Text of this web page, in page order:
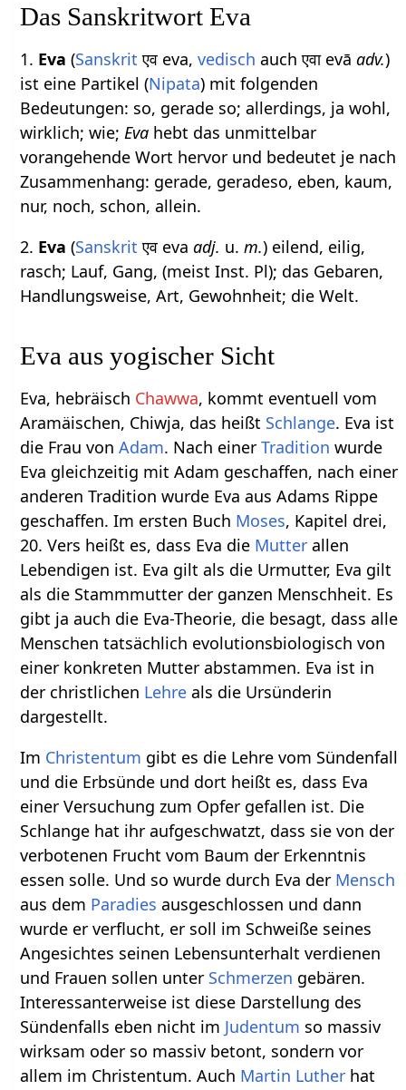
Das Sanskritwort Eva
1. Eva (Sanskrit एव eva,vedisch auch एवा evāadv.)
ist eine Partikel (Nipata) mit folgenden
Bedeutungen: so, gerade so; allerdings, ja wohl,
wirklich; wie;Eva hebt das unmittelbar
vorangehende Wort hervor und bedeutet je nach
Zusammenhang: gerade, geradeso, eben, kaum,
nur, noch, schon, allein.
2. Eva (Sanskrit एव evaadj. u.m.) eilend, eilig,
rasch; Lauf, Gang, (meist Inst. Pl); das Gebaren,
Handlungsweise, Art, Gewohnheit; die Welt.
Eva aus yogischer Sicht
Eva, hebräisch Chawwa, kommt eventuell vom
Aramäischen, Chiwja, das heißt Schlange. Eva ist
die Frau vonAdam. Nach einerTradition wurde
Eva gleichzeitig mit Adam geschaffen, nach einer
anderen Tradition wurde Eva aus Adams Rippe
geschaffen. Im ersten Buch Moses, Kapitel drei,
20. Vers heißt es, dass Eva die Mutter allen
Lebendigen ist. Eva gilt als die Urmutter, Eva gilt
als die Stammmutter der ganzen Menschheit. Es
gibt ja auch die Eva-Theorie, die besagt, dass alle
Menschen tatsächlich evolutionsbiologisch von
einer konkreten Mutter abstammen. Eva ist in
der christlichen Lehre als die Ursünderin
dargestellt.
Im Christentum gibt es die Lehre vom Sündenfall
und die Erbsünde und dort heißt es, dass Eva
einer Versuchung zum Opfer gefallen ist. Die
Schlange hat ihr aufgeschwatzt, dass sie von der
verbotenen Frucht vom Baum der Erkenntnis
essen solle. Und so wurde durch Eva der Mensch
aus dem Paradies ausgeschlossen und dann
wurde er verflucht, er soll im Schweiße seines
Angesichtes seinen Lebensunterhalt verdienen
und Frauen sollen unter Schmerzen gebären.
Interessanterweise ist diese Darstellung des
Sündenfalls eben nicht im Judentum so massiv
wirksam oder so massiv betont, sondern vor
allem im Christentum. Auch Martin Luther hat